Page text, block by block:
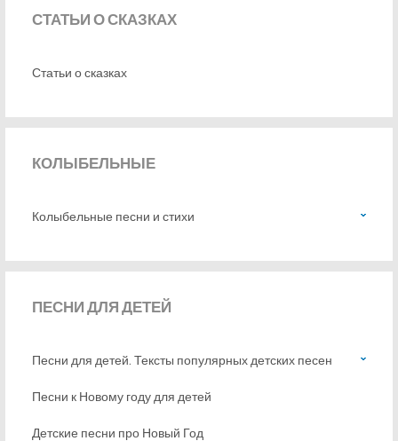
СТАТЬИО СКАЗКАХ
Статьи о сказках
КОЛЫБЕЛЬНЫЕ
Колыбельные песни и стихи
ПЕСНИДЛЯ ДЕТЕЙ
Песни для детей. Тексты популярных детских песен
Песни к Новому году для детей
Детские песни про Новый Год